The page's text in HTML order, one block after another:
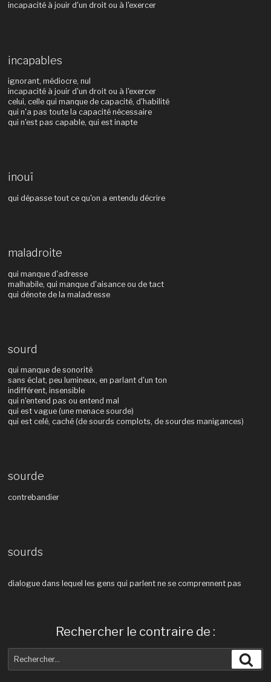
incapacité à jouir d'un droit ou à l'exercer
incapables
ignorant, médiocre, nul
incapacité à jouir d'un droit ou à l'exercer
celui, celle qui manque de capacité, d'habilité
qui n'a pas toute la capacité nécessaire
qui n'est pas capable, qui est inapte
inouï
qui dépasse tout ce qu'on a entendu décrire
maladroite
qui manque d'adresse
malhabile, qui manque d'aisance ou de tact
qui dénote de la maladresse
sourd
qui manque de sonorité
sans éclat, peu lumineux, en parlant d'un ton
indifférent, insensible
qui n'entend pas ou entend mal
qui est vague (une menace sourde)
qui est celé, caché (de sourds complots, de sourdes manigances)
sourde
contrebandier
sourds
dialogue dans lequel les gens qui parlent ne se comprennent pas
Rechercher le contraire de :
pour